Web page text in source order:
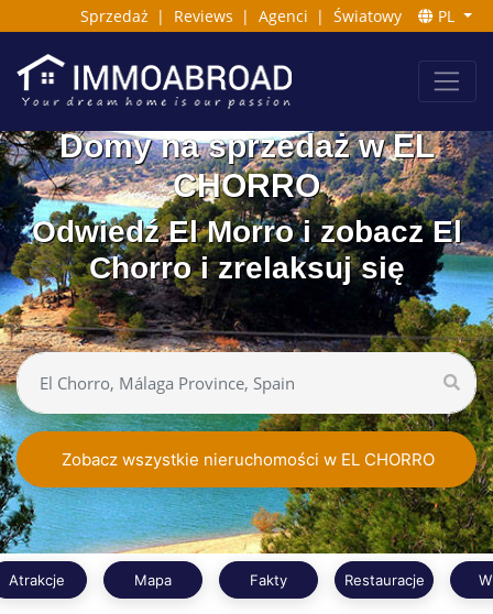
Sprzedaż | Reviews | Agenci | Światowy PL
Domy na sprzedaż w EL
CHORRO
Odwiedź El Morro i zobacz El
Chorro i zrelaksuj się
Zobacz wszystkie nieruchomości w EL CHORRO
Atrakcje Mapa Fakty Restauracje